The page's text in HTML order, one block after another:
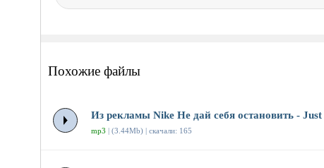
Похожие файлы
Из рекламы Nike Не дай себя остановить -
mp3 | (3.44Mb) | скачали: 165